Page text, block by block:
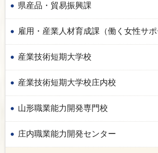
県産品・貿易振興課
雇用・産業人材育成課（働く女性サポ
産業技術短期大学校
産業技術短期大学校庄内校
山形職業能力開発専門校
庄内職業能力開発センター